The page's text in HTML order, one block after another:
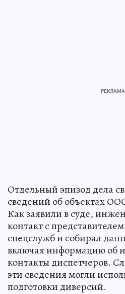
Отдельный эпизод дела
сведений об объектах
Как заявили в суде,
контакт с
спецслужб и собирал
включая информацию об
контакты диспетчеров.
эти сведения могли
подготовки диверсий.